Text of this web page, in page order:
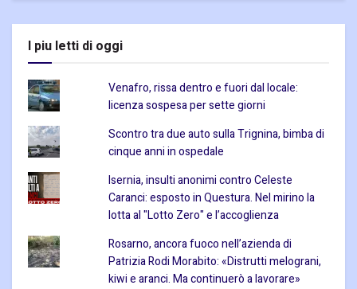
I piu letti di oggi
Venafro, rissa dentro e fuori dal locale:
licenza sospesa per sette giorni
Scontro tra due auto sulla Trignina, bimba di
cinque anni in ospedale
Isernia, insulti anonimi contro Celeste
Caranci: esposto in Questura. Nel mirino la
lotta al "Lotto Zero" e l’accoglienza
Rosarno, ancora fuoco nell’azienda di
Patrizia Rodi Morabito: «Distrutti melograni,
kiwi e aranci. Ma continuerò a lavorare»